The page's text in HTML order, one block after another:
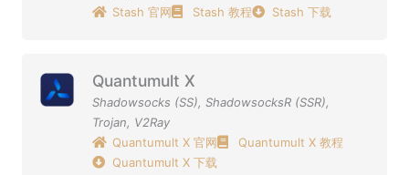
Stash 官网
Stash 教程 Stash 下载
Quantumult X
Shadowsocks (SS), ShadowsocksR (SSR),
Trojan, V2Ray
Quantumult X 官网
Quantumult X 教程
Quantumult X 下载